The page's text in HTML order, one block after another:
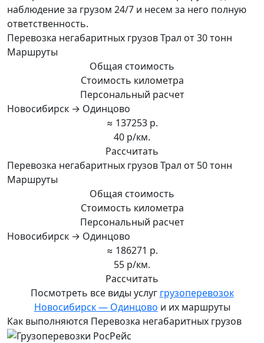
наблюдение за грузом 24/7 и несем за него полную
ответственность.
Перевозка негабаритных грузов Трал от 30 тонн
Маршруты
Общая стоимость
Стоимость километра
Персональный расчет
Новосибирск → Одинцово
≈ 137253 р.
40 р/км.
Рассчитать
Перевозка негабаритных грузов Трал от 50 тонн
Маршруты
Общая стоимость
Стоимость километра
Персональный расчет
Новосибирск → Одинцово
≈ 186271 р.
55 р/км.
Рассчитать
Посмотреть все виды услуг грузоперевозок
Новосибирск — Одинцово и их маршруты
Как выполняются Перевозка негабаритных грузов